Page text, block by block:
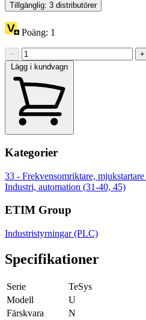
Tillgänglig: 3 distributörer
Poäng: 1
−
+
Lägg i kundvagn
Kategorier
33 - Frekvensomriktare, mjukstartare
Industri, automation (31-40, 45)
ETIM Group
Industristyrningar (PLC)
Specifikationer
Serie
TeSys
Modell
U
Färskvara
N